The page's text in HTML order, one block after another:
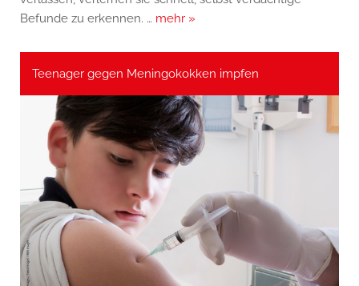
Befunde zu erkennen. … mehr »
Teenager gegen Meningokokken impfen